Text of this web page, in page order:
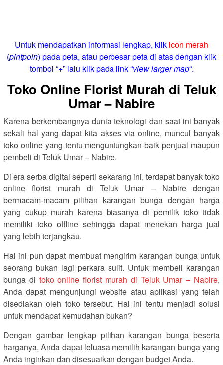
Untuk mendapatkan informasi lengkap, klik icon merah
(pintpoin) pada peta, atau perbesar peta di atas dengan klik
tombol “+” lalu klik pada link “view larger map“.
Toko Online Florist Murah di Teluk
Umar – Nabire
Karena berkembangnya dunia teknologi dan saat ini banyak
sekali hal yang dapat kita akses via online, muncul banyak
toko online yang tentu menguntungkan baik penjual maupun
pembeli di Teluk Umar – Nabire.
Di era serba digital seperti sekarang ini, terdapat banyak toko
online florist murah di Teluk Umar – Nabire dengan
bermacam-macam pilihan karangan bunga dengan harga
yang cukup murah karena biasanya di pemilik toko tidak
memiliki toko offline sehingga dapat menekan harga jual
yang lebih terjangkau.
Hal ini pun dapat membuat mengirim karangan bunga untuk
seorang bukan lagi perkara sulit. Untuk membeli karangan
bunga di toko online florist murah di Teluk Umar – Nabire,
Anda dapat mengunjungi website atau aplikasi yang telah
disediakan oleh toko tersebut. Hal ini tentu menjadi solusi
untuk mendapat kemudahan bukan?
Dengan gambar lengkap pilihan karangan bunga beserta
harganya, Anda dapat leluasa memilih karangan bunga yang
Anda inginkan dan disesuaikan dengan budget Anda.